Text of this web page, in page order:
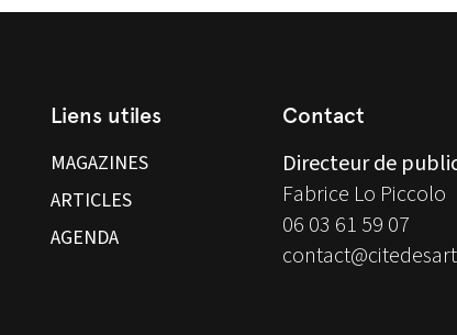
Liens utiles
MAGAZINES
ARTICLES
AGENDA
Contact
Directeur de
Fabrice Lo Piccolo
06 03 61 59 07